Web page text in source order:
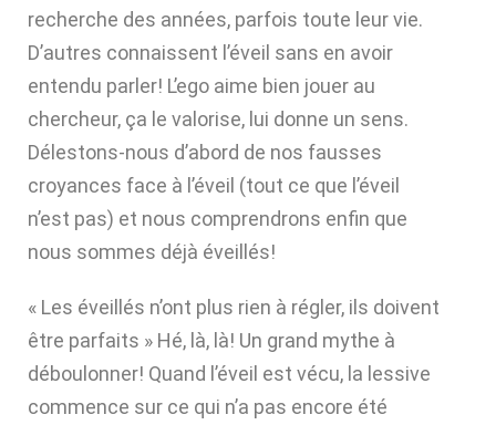
recherche des années, parfois toute leur vie.
D’autres connaissent l’éveil sans en avoir
entendu parler! L’ego aime bien jouer au
chercheur, ça le valorise, lui donne un sens.
Délestons-nous d’abord de nos fausses
croyances face à l’éveil (tout ce que l’éveil
n’est pas) et nous comprendrons enfin que
nous sommes déjà éveillés!
« Les éveillés n’ont plus rien à régler, ils doivent
être parfaits » Hé, là, là! Un grand mythe à
déboulonner! Quand l’éveil est vécu, la lessive
commence sur ce qui n’a pas encore été